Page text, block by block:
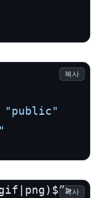
"public"
복사
복사